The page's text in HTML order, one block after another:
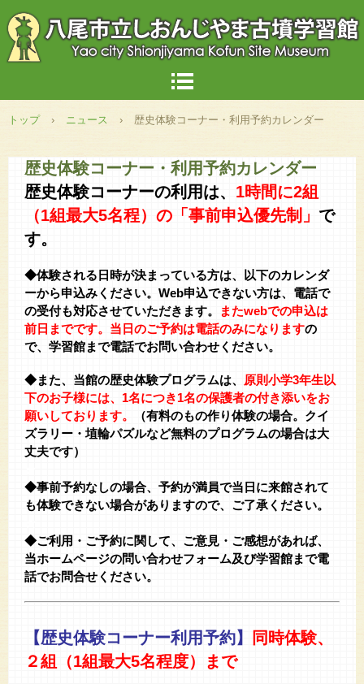
トップ › ニュース › 歴史体験コーナー・利用予約カレンダー
歴史体験コーナー・利用予約カレンダー
歴史体験コーナーの利用は、 1時間に2組
（1組最大5名程）の「事前申込優先制」 で
す。
◆体験される日時が決まっている方は、以下のカレンダ
ーから申込みください。Web申込できない方は、電話で
の受付も対応させていただきます。
またwebでの申込は
前日までです。当日のご予約は電話のみになりますの
で、学習館まで電話でお問い合わせください。
◆また、当館の歴史体験プログラムは、
原則小学3年生以
下のお子様には、1名につき1名の保護者の付き添いをお
願いしております。
（有料のもの作り体験の場合。クイ
ズラリー・埴輪パズルなど無料のプログラムの場合は大
丈夫です）
◆事前予約なしの場合、予約が満員で当日に来館されて
も体験できない場合がありますので、ご了承ください。
◆ご利用・ご予約に関して、ご意見・ご感想があれば、
当ホームページの問い合わせフォーム及び学習館まで電
話でお問合せください。
【歴史体験コーナー利用予約】
同時体験、
２組（1組最大5名程度）まで